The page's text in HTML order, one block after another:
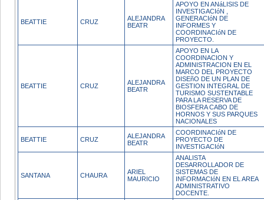
BEATTIE CRUZ
ALEJANDRA
BEATR
APOYO EN ANáLISIS DE
INVESTIGACIóN ,
GENERACIóN DE
INFORMES Y
COORDINACIóN DE
PROYECTO.
BEATTIE CRUZ
ALEJANDRA
BEATR
APOYO EN LA
COORDINACION Y
ADMINISTRACION EN EL
MARCO DEL PROYECTO
DISEñO DE UN PLAN DE
GESTION INTEGRAL DE
TURISMO SUSTENTABLE
PARA LA RESERVA DE
BIOSFERA CABO DE
HORNOS Y SUS PARQUES
NACIONALES
BEATTIE CRUZ
ALEJANDRA
BEATR
COORDINACIóN DE
PROYECTO DE
INVESTIGACIóN
SANTANA CHAURA
ARIEL
MAURICIO
ANALISTA
DESARROLLADOR DE
SISTEMAS DE
INFORMACIóN EN EL AREA
ADMINISTRATIVO
DOCENTE.